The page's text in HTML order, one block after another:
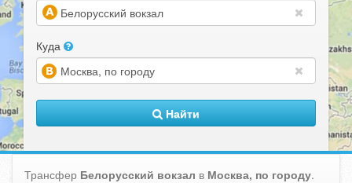
Куда
Найти
Трансфер Белорусский вокзал в Москва, по городу.